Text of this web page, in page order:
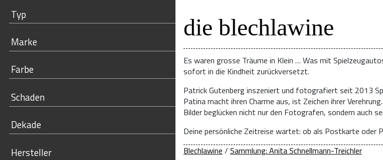
Typ
Marke
Farbe
Schaden
Dekade
Hersteller
die blechlawine
Es waren grosse Träume in Klein … Was mit
sofort in die Kindheit zurückversetzt.
Patrick Gutenberg inszeniert und fotografiert seit 2013
Patina macht ihren Charme aus, ist Zeichen ihrer
Bilder beglücken nicht nur den Fotografen, sondern auch
Deine persönliche Zeitreise wartet: ob als Postkarte oder
Blechlawine / Sammlung: Anita Schnellmann-Treichler